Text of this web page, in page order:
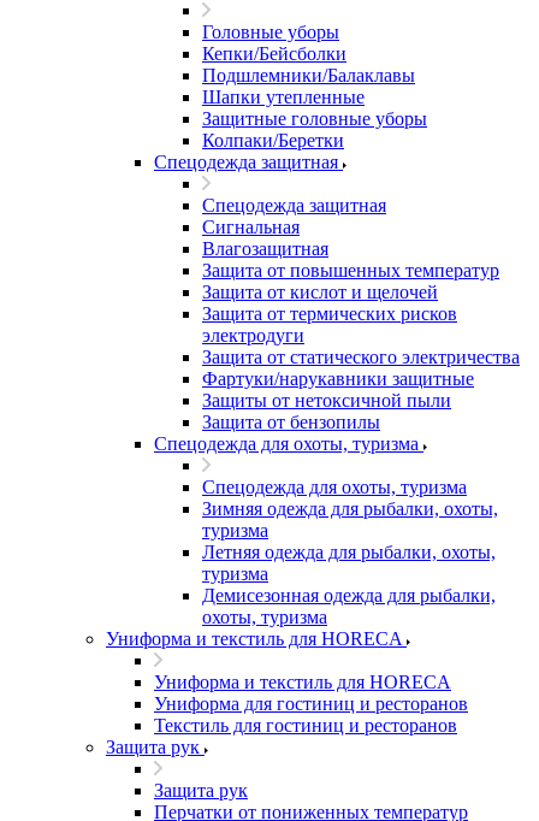
Головные уборы
Кепки/Бейсболки
Подшлемники/Балаклавы
Шапки утепленные
Защитные головные уборы
Колпаки/Беретки
Спецодежда защитная
Спецодежда защитная
Сигнальная
Влагозащитная
Защита от повышенных температур
Защита от кислот и щелочей
Защита от термических рисков
электродуги
Защита от статического электричества
Фартуки/нарукавники защитные
Защиты от нетоксичной пыли
Защита от бензопилы
Спецодежда для охоты, туризма
Спецодежда для охоты, туризма
Зимняя одежда для рыбалки, охоты,
туризма
Летняя одежда для рыбалки, охоты,
туризма
Демисезонная одежда для рыбалки,
охоты, туризма
Униформа и текстиль для HORECA
Униформа и текстиль для HORECA
Униформа для гостиниц и ресторанов
Текстиль для гостиниц и ресторанов
Защита рук
Защита рук
Перчатки от пониженных температур